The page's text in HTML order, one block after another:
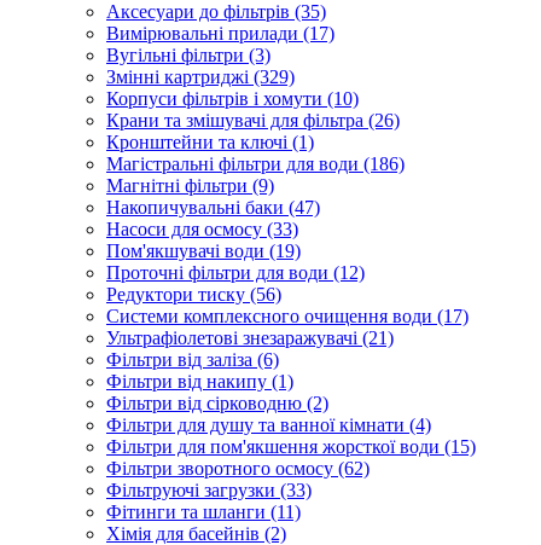
Аксесуари до фільтрів (35)
Вимірювальні прилади (17)
Вугільні фільтри (3)
Змінні картриджі (329)
Корпуси фільтрів і хомути (10)
Крани та змішувачі для фільтра (26)
Кронштейни та ключі (1)
Магістральні фільтри для води (186)
Магнітні фільтри (9)
Накопичувальні баки (47)
Насоси для осмосу (33)
Пом'якшувачі води (19)
Проточні фільтри для води (12)
Редуктори тиску (56)
Системи комплексного очищення води (17)
Ультрафіолетові знезаражувачі (21)
Фільтри від заліза (6)
Фільтри від накипу (1)
Фільтри від сірководню (2)
Фільтри для душу та ванної кімнати (4)
Фільтри для пом'якшення жорсткої води (15)
Фільтри зворотного осмосу (62)
Фільтруючі загрузки (33)
Фітинги та шланги (11)
Хімія для басейнів (2)